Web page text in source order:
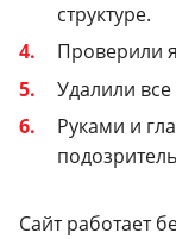
структуре.
Проверили
Удалили
Руками и
Сайт работает